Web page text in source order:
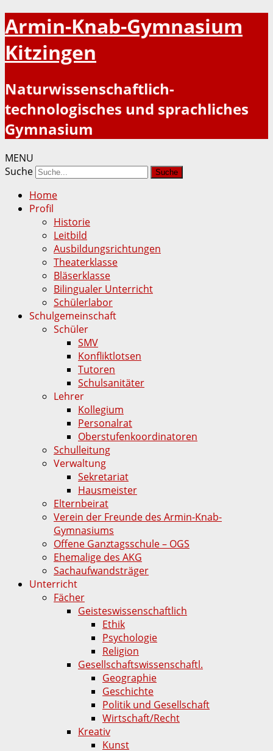
Armin-Knab-Gymnasium
Kitzingen
Naturwissenschaftlich-
technologisches und sprachliches
Gymnasium
MENU
Suche
Home
Profil
Historie
Leitbild
Ausbildungsrichtungen
Theaterklasse
Bläserklasse
Bilingualer Unterricht
Schülerlabor
Schulgemeinschaft
Schüler
SMV
Konfliktlotsen
Tutoren
Schulsanitäter
Lehrer
Kollegium
Personalrat
Oberstufenkoordinatoren
Schulleitung
Verwaltung
Sekretariat
Hausmeister
Elternbeirat
Verein der Freunde des Armin-Knab-
Gymnasiums
Offene Ganztagsschule – OGS
Ehemalige des AKG
Sachaufwandsträger
Unterricht
Fächer
Geisteswissenschaftlich
Ethik
Psychologie
Religion
Gesellschaftswissenschaftl.
Geographie
Geschichte
Politik und Gesellschaft
Wirtschaft/Recht
Kreativ
Kunst